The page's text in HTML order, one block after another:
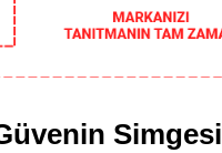
Simgesi